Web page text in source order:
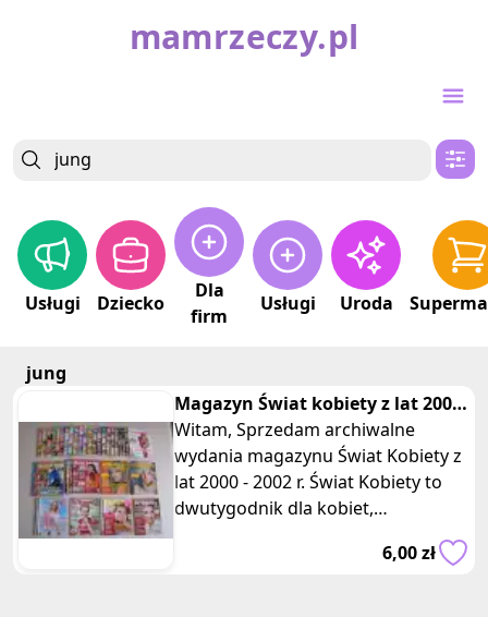
mamrzeczy.pl
Usługi Dziecko
Dla
firm
Usługi Uroda
jung
Magazyn Świat kobiety z lat 2000
- 2002 r.
Witam, Sprzedam archiwalne
wydania magazynu Świat Kobiety z
lat 2000 - 2002 r. Świat Kobiety to
dwutygodnik dla kobiet,
6,00 zł